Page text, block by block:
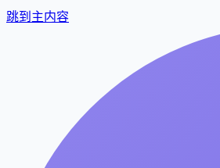
跳到主内容